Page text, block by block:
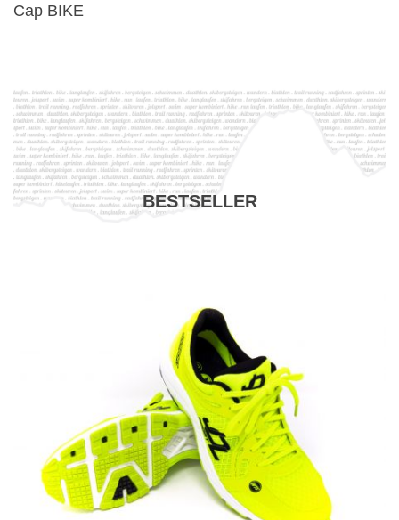
Cap BIKE
BESTSELLER